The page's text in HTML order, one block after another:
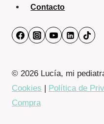
Contacto
© 2026 Lucía, mi
Cookies | Política de
Compra